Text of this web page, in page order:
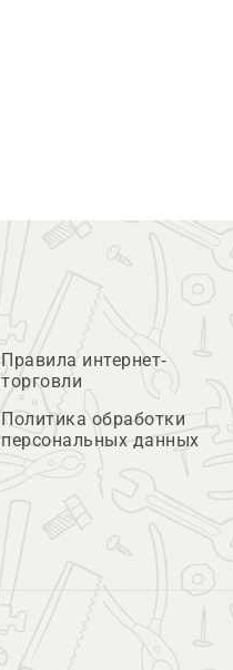
Правила интернет-
торговли
Политика обработки
персональных данных